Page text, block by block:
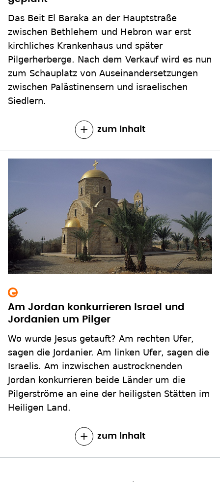
zum Schauplatz von Auseinandersetzungen
zwischen Palästinensern und israelischen
Siedlern.
zum Inhalt
Am Jordan konkurrieren Israel und
Jordanien um Pilger
Wo wurde Jesus getauft? Am rechten Ufer,
Israelis. Am inzwischen austrocknenden
Jordan konkurrieren beide Länder um die
Pilgerströme an eine der heiligsten Stätten im
Heiligen Land.
zum Inhalt
Seitennummerierung